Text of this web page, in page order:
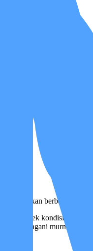
berbagai alat
dari cek kondisi awal,
ditangani murni oleh